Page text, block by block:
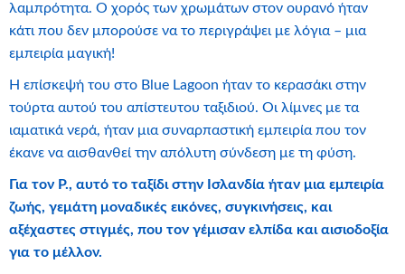
λαμπρότητα. Ο χορός των χρωμάτων στον ουρανό ήταν
κάτι που δεν μπορούσε να το περιγράψει με λόγια – μια
εμπειρία μαγική!
Η επίσκεψή του στο Blue Lagoon ήταν το κερασάκι στην
τούρτα αυτού του απίστευτου ταξιδιού. Οι λίμνες με τα
ιαματικά νερά, ήταν μια συναρπαστική εμπειρία που τον
έκανε να αισθανθεί την απόλυτη σύνδεση με τη φύση.
Για τον Ρ., αυτό το ταξίδι στην Ισλανδία ήταν μια εμπειρία
ζωής, γεμάτη μοναδικές εικόνες, συγκινήσεις, και
αξέχαστες στιγμές, που τον γέμισαν ελπίδα και αισιοδοξία
για το μέλλον.